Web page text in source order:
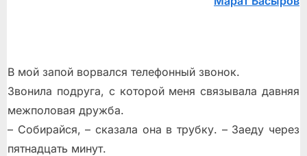
В мой запой ворвался телефонный звонок.
Звонила подруга, с которой меня связывала давняя
межполовая дружба.
– Собирайся, – сказала она в трубку. – Заеду через
пятнадцать минут.